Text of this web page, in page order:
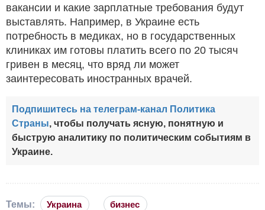
вакансии и какие зарплатные требования будут
выставлять. Например, в Украине есть
потребность в медиках, но в государственных
клиниках им готовы платить всего по 20 тысяч
гривен в месяц, что вряд ли может
заинтересовать иностранных врачей.
Подпишитесь на телеграм-канал Политика
Страны, чтобы получать ясную, понятную и
быструю аналитику по политическим событиям в
Украине.
Темы: Украина бизнес